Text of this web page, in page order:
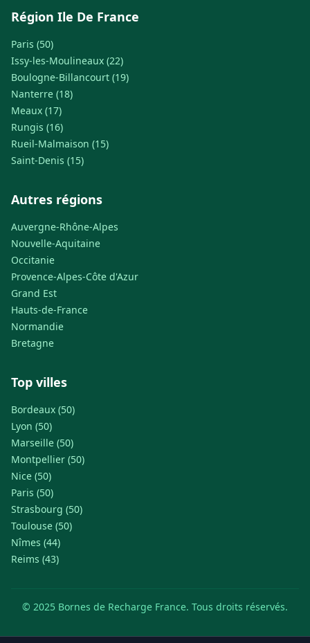
Région Ile De France
Paris (50)
Issy-les-Moulineaux (22)
Boulogne-Billancourt (19)
Nanterre (18)
Meaux (17)
Rungis (16)
Rueil-Malmaison (15)
Saint-Denis (15)
Autres régions
Auvergne-Rhône-Alpes
Nouvelle-Aquitaine
Occitanie
Provence-Alpes-Côte d'Azur
Grand Est
Hauts-de-France
Normandie
Bretagne
Top villes
Bordeaux (50)
Lyon (50)
Marseille (50)
Montpellier (50)
Nice (50)
Paris (50)
Strasbourg (50)
Toulouse (50)
Nîmes (44)
Reims (43)
© 2025 Bornes de Recharge France. Tous droits réservés.